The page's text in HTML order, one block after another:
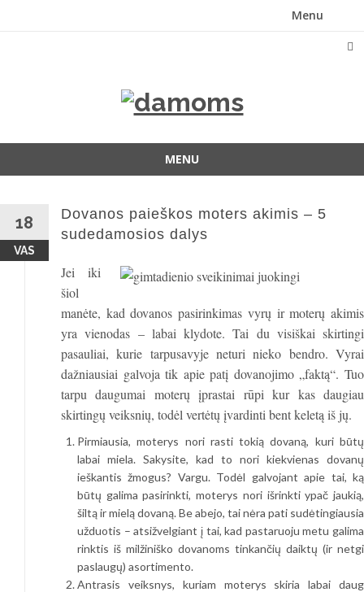
Menu
MENU
content
18
VAS
Dovanos paieškos moters akimis – 5
sudedamosios dalys
Jei iki
šiol
manėte, kad dovanos pasirinkimas vyrų ir moterų akimis
yra vienodas – labai klydote. Tai du visiškai skirtingi
pasauliai, kurie tarpusavyje neturi nieko bendro. Vyrai
dažniausiai galvoja tik apie patį dovanojimo „faktą“. Tuo
tarpu daugumai moterų įprastai rūpi kur kas daugiau
skirtingų veiksnių, todėl vertėtų įvardinti bent keletą iš jų.
Pirmiausia, moterys nori rasti tokią dovaną, kuri būtų
labai miela. Sakysite, kad to nori kiekvienas dovanų
ieškantis žmogus? Vargu. Todėl galvojant apie tai, ką
būtų galima pasirinkti, moterys nori išrinkti ypač jaukią,
šiltą ir mielą dovaną. Be abejo, tai nėra pati sudėtingiausia
užduotis – atsižvelgiant į tai, kad pastaruoju metu galima
rinktis iš milžiniško dovanoms tinkančių daiktų (ir netgi
paslaugų) asortimento.
Antrasis veiksnys, kuriam moterys skiria labai daug